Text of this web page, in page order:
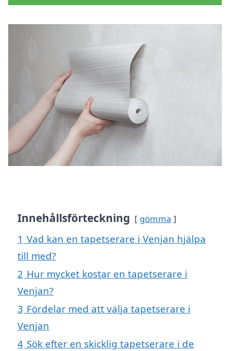
Innehållsförteckning gömma
1 Vad kan en tapetserare i Venjan hjälpa
till med?
2 Hur mycket kostar en tapetserare i
Venjan?
3 Fördelar med att välja tapetserare i
Venjan
4 Sök efter en skicklig tapetserare i de